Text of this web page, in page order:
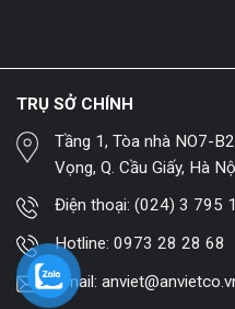
TRỤ SỞ CHÍNH
Tầng 1, Tòa nhà NO7-
Vọng, Q. Cầu Giấy, Hà
Điện thoại:(024) 3 795
Hotline:0973 28 28 68
Email: